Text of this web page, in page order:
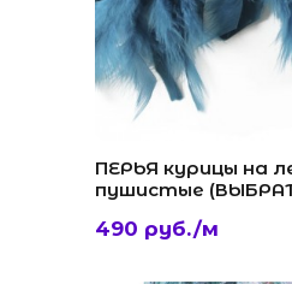
ПЕРЬЯ курицы на
пушистые
490 руб./м